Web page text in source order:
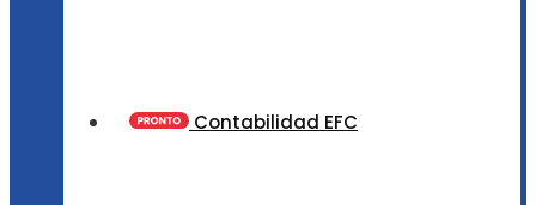
Contabilidad EFC